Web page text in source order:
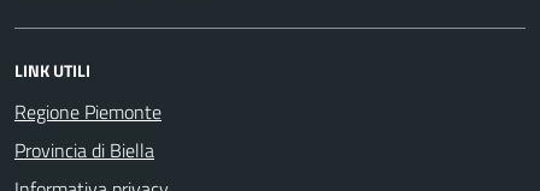
LINK UTILI
Regione Piemonte
Provincia di Biella